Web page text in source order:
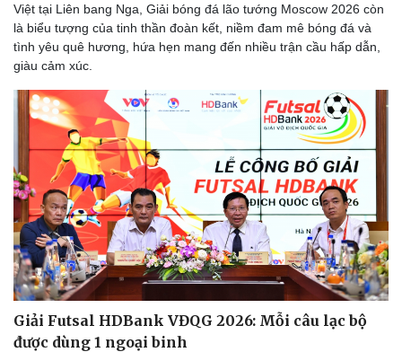
Việt tại Liên bang Nga, Giải bóng đá lão tướng Moscow 2026 còn
là biểu tượng của tinh thần đoàn kết, niềm đam mê bóng đá và
tình yêu quê hương, hứa hẹn mang đến nhiều trận cầu hấp dẫn,
giàu cảm xúc.
Giải Futsal HDBank VĐQG 2026: Mỗi câu lạc bộ
được dùng 1 ngoại binh